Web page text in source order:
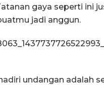
gaya seperti ini
jadi anggun.
undangan adalah